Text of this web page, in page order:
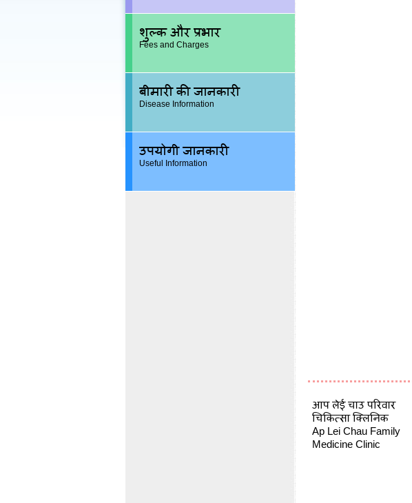
शुल्क और प्रभार
Fees and Charges
बीमारी की जानकारी
Disease Information
उपयोगी जानकारी
Useful Information
आप लेई चाउ परिवार
चिकित्सा क्लिनिक
Ap Lei Chau Family
Medicine Clinic